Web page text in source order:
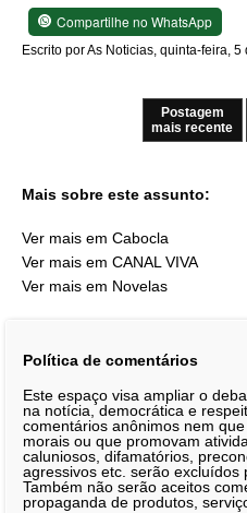
Compartilhe no WhatsApp
Escrito por As Noticias, quinta-feira,
Postagem
mais recente
Mais sobre este assunto:
Ver mais em Cabocla
Ver mais em CANAL VIVA
Ver mais em Novelas
Política de comentários
Este espaço visa ampliar o
na notícia, democrática e
comentários anônimos nem
morais ou que promovam
caluniosos, difamatórios,
agressivos etc. serão excluídos
Também não serão aceitos
propaganda de produtos,